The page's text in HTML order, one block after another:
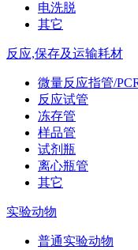
电洗脱
其它
反应,保存及运输耗材
微量反应指管/
反应试管
冻存管
样品管
试剂瓶
离心瓶管
其它
实验动物
普通实验动物